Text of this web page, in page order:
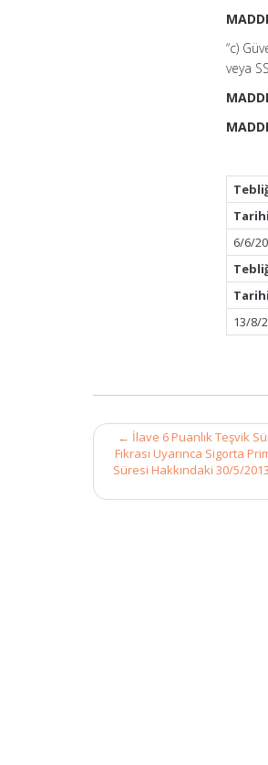
“c)
veya
Tarihi
6/6/
Tarihi
13/8/
Post
navigation
← İlave 6 Puanlık Teşvik
Fıkrası Uyarınca Sigorta
Süresi Hakkındaki 30/5/